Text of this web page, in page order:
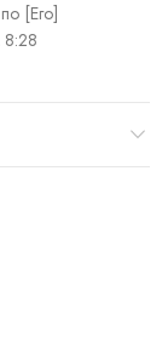
[Его]
8:28